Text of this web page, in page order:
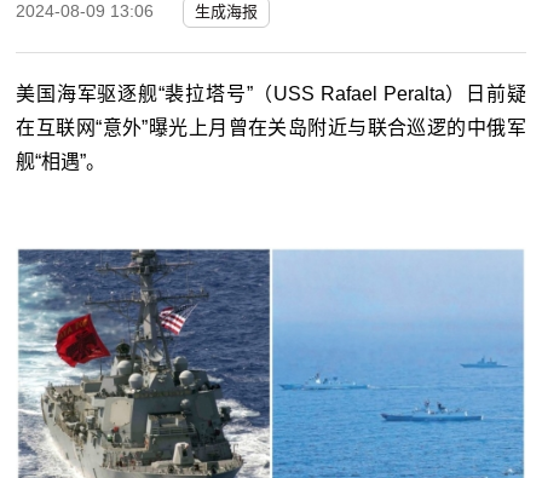
2024-08-09 13:06 生成海报
美国海军驱逐舰“裴拉塔号”（USS Rafael Peralta）日前疑
在互联网“意外”曝光上月曾在关岛附近与联合巡逻的中俄军
舰“相遇”。